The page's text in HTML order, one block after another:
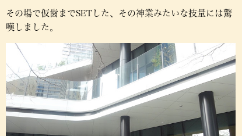
その場で仮歯までSETした、その神業みたいな技量には驚
嘆しました。